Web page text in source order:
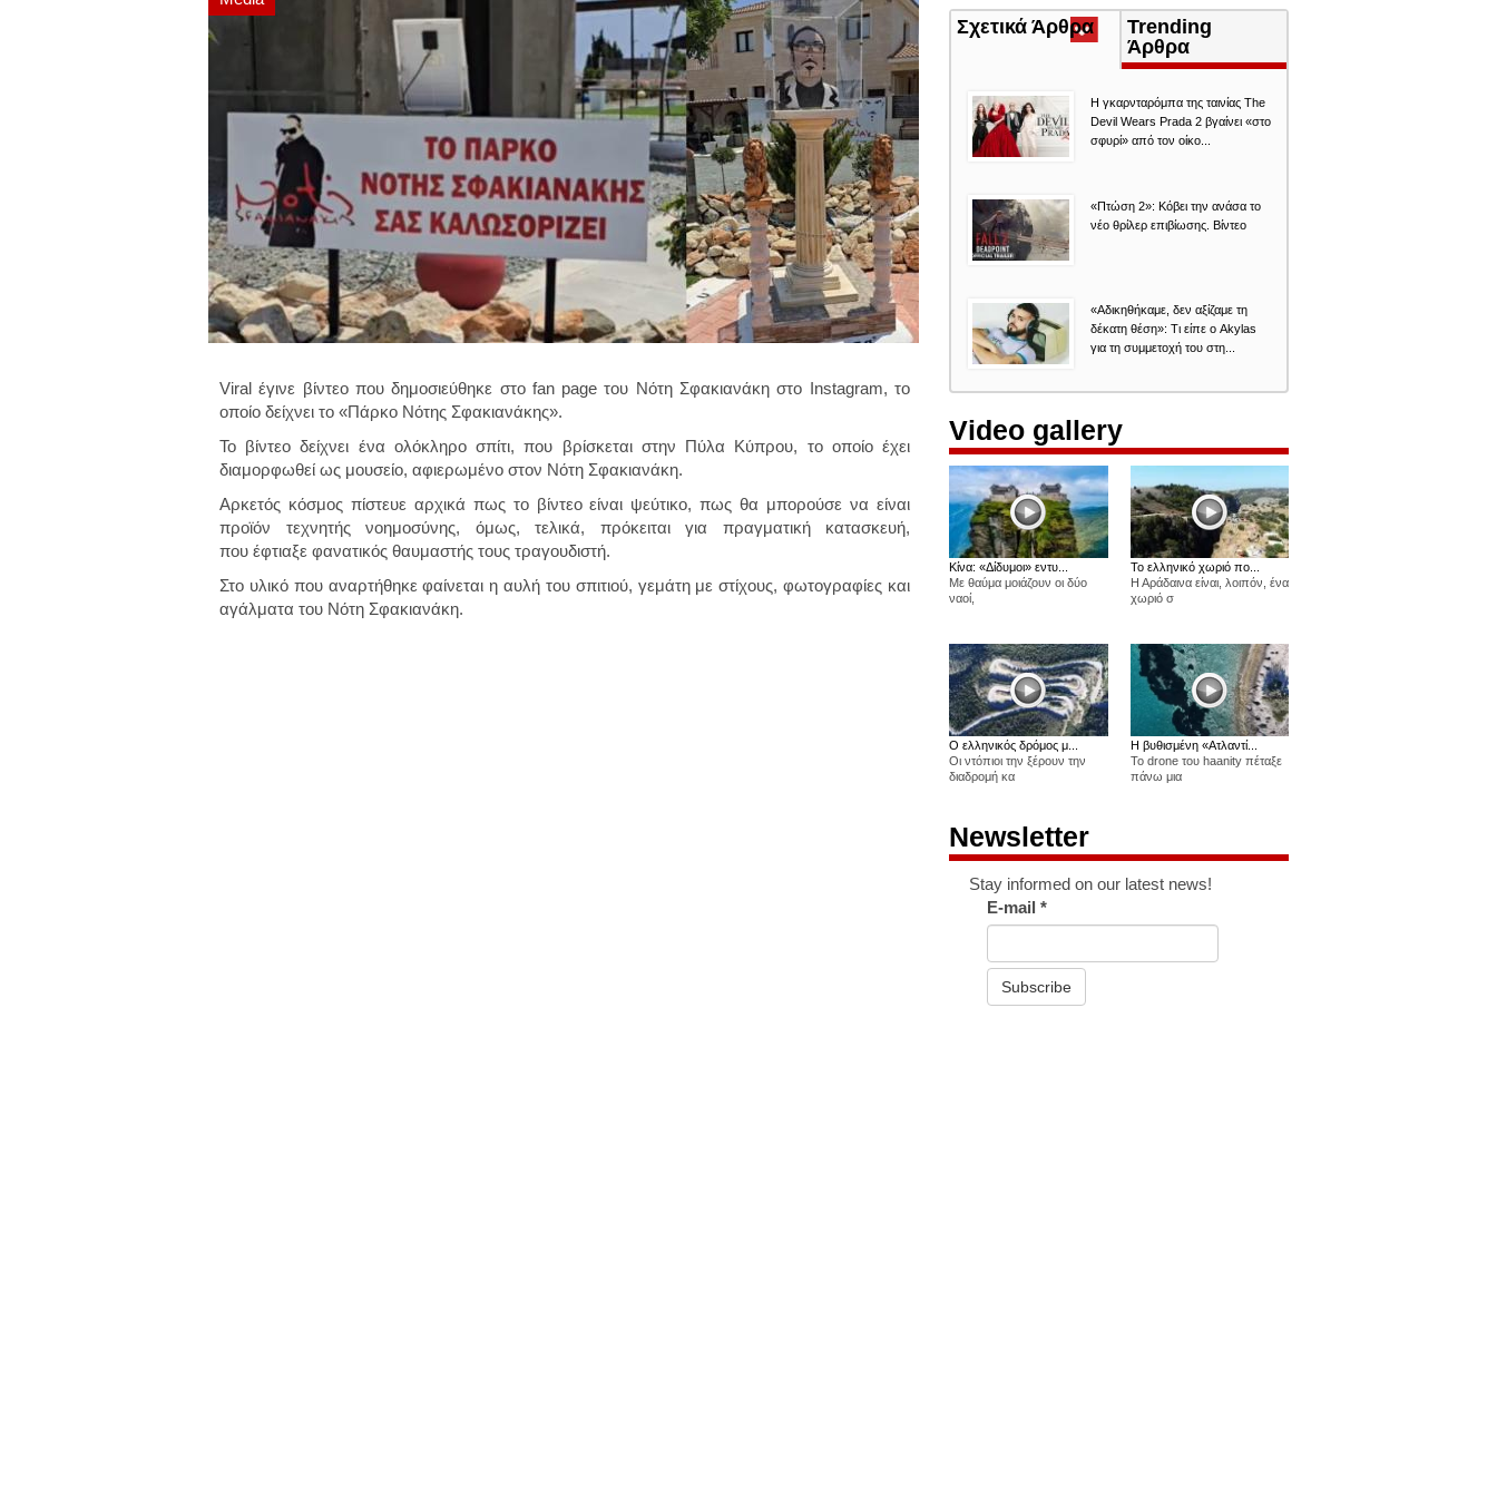
Viral έγινε βίντεο που δημοσιεύθηκε στο fan page του Νότη Σφακιανάκη στο Instagram, το
οποίο δείχνει το «Πάρκο Νότης Σφακιανάκης».
Το βίντεο δείχνει ένα ολόκληρο σπίτι, που βρίσκεται στην Πύλα Κύπρου, το οποίο έχει
διαμορφωθεί ως μουσείο, αφιερωμένο στον Νότη Σφακιανάκη.
Αρκετός κόσμος πίστευε αρχικά πως το βίντεο είναι ψεύτικο, πως θα μπορούσε να είναι
προϊόν τεχνητής νοημοσύνης, όμως, τελικά, πρόκειται για πραγματική κατασκευή,
που έφτιαξε φανατικός θαυμαστής τους τραγουδιστή.
Στο υλικό που αναρτήθηκε φαίνεται η αυλή του σπιτιού, γεμάτη με στίχους, φωτογραφίες και
αγάλματα του Νότη Σφακιανάκη.
Σχετικά Άρθρα (ενεργή
καρτέλα)
Trending
Άρθρα
Η γκαρνταρόμπα της ταινίας The
Devil Wears Prada 2 βγαίνει «στο
σφυρί» από τον οίκο...
«Πτώση 2»: Κόβει την ανάσα το
νέο θρίλερ επιβίωσης. Βίντεο
«Aδικηθήκαμε, δεν αξίζαμε τη
δέκατη θέση»: Τι είπε ο Akylas
για τη συμμετοχή του στη...
Video gallery
Κίνα: «Δίδυμοι» εντυ...
Με θαύμα μοιάζουν οι δύο
ναοί,
Το ελληνικό χωριό πο...
Η Αράδαινα είναι, λοιπόν, ένα
χωριό σ
Ο ελληνικός δρόμος μ...
Οι ντόπιοι την ξέρουν την
διαδρομή κα
Η βυθισμένη «Ατλαντί...
Το drone του haanity πέταξε
πάνω μια
Newsletter
Stay informed on our latest news!
E-mail*
Subscribe